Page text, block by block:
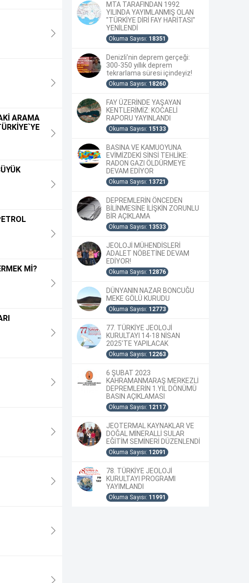
ARAMA
Mİ?
MTA TARAFINDAN 1992
YILINDA YAYIMLANMIŞ OLAN
"TÜRKİYE DİRİ FAY HARİTASI"
YENİLENDİ
Okuma Sayısı: 18351
Denizli’nin deprem gerçeği:
300-350 yıllık deprem
tekrarlama süresi içindeyiz!
Okuma Sayısı: 18260
FAY ÜZERİNDE YAŞAYAN
KENTLERİMİZ: KOCAELİ
RAPORU YAYINLANDI
Okuma Sayısı: 15133
BASINA VE KAMUOYUNA
EVİMİZDEKİ SİNSİ TEHLİKE:
RADON GAZI ÖLDÜRMEYE
DEVAM EDİYOR
Okuma Sayısı: 13721
DEPREMLERİN ÖNCEDEN
BİLİNMESİNE İLİŞKİN ZORUNLU
BİR AÇIKLAMA
Okuma Sayısı: 13533
JEOLOJİ MÜHENDİSLERİ
ADALET NÖBETİNE DEVAM
EDİYOR!
Okuma Sayısı: 12876
DÜNYANIN NAZAR BONCUĞU
MEKE GÖLÜ KURUDU
Okuma Sayısı: 12773
77. TÜRKİYE JEOLOJİ
KURULTAYI 14-18 NİSAN
2025’TE YAPILACAK
Okuma Sayısı: 12263
6 ŞUBAT 2023
KAHRAMANMARAŞ MERKEZLİ
DEPREMLERİN 1.YIL DÖNÜMÜ
BASIN AÇIKLAMASI
Okuma Sayısı: 12117
JEOTERMAL KAYNAKLAR VE
DOĞAL MİNERALLİ SULAR
EĞİTİM SEMİNERİ DÜZENLENDİ
Okuma Sayısı: 12091
78. TÜRKİYE JEOLOJİ
KURULTAYI PROGRAMI
YAYIMLANDI
Okuma Sayısı: 11991